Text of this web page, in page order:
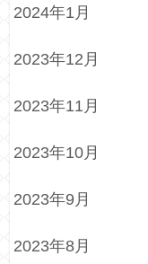
2024年1月
2023年12月
2023年11月
2023年10月
2023年9月
2023年8月